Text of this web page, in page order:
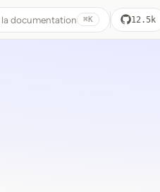
la documentation ⌘K 12.5k